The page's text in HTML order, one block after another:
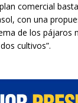
comercial
con una
de los pájaros
cultivos”.